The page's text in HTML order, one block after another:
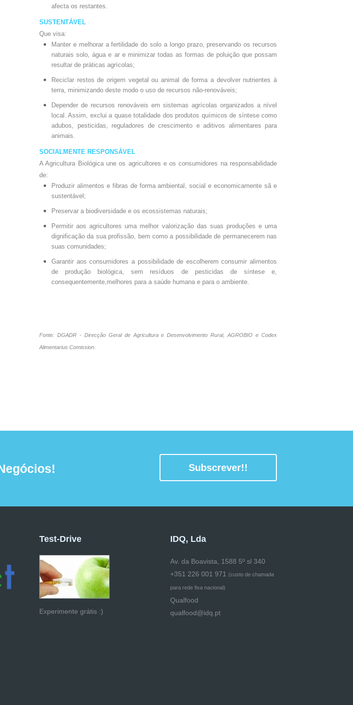
afecta os restantes.
SUSTENTÁVEL
Que visa:
Manter e melhorar a fertilidade do solo a longo prazo, preservando os recursos
naturais solo, água e ar e minimizar todas as formas de poluição que possam
resultar de práticas agrícolas;
Reciclar restos de origem vegetal ou animal de forma a devolver nutrientes à
terra, minimizando deste modo o uso de recursos não-renováveis;
Depender de recursos renováveis em sistemas agrícolas organizados a nível
local. Assim, exclui a quase totalidade dos produtos químicos de síntese como
adubos, pesticidas, reguladores de crescimento e aditivos alimentares para
animais.
SOCIALMENTE RESPONSÁVEL
A Agricultura Biológica une os agricultores e os consumidores na responsabilidade
de:
Produzir alimentos e fibras de forma ambiental, social e economicamente sã e
sustentável;
Preservar a biodiversidade e os ecossistemas naturais;
Permitir aos agricultores uma melhor valorização das suas produções e uma
dignificação da sua profissão, bem como a possibilidade de permanecerem nas
suas comunidades;
Garantir aos consumidores a possibilidade de escolherem consumir alimentos
de produção biológica, sem resíduos de pesticidas de síntese e,
consequentemente,melhores para a saúde humana e para o ambiente.
Fonte: DGADR - Direcção Geral de Agricultura e Desenvolvimento Rural, AGROBIO e Codex
Alimentarius Comission.
Subscrever!!
Test-Drive
Experimente grátis :)
IDQ, Lda
Av. da Boavista, 1588 5º sl 340
+351 226 001 971 (custo de chamada
para rede fixa nacional)
Qualfood
qualfood@idq.pt